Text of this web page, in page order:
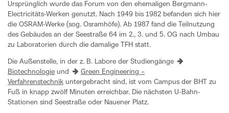
Ursprünglich wurde das Forum von den ehemaligen Bergmann-
Electricitäts-Werken genutzt. Nach 1949 bis 1982 befanden sich hier
die OSRAM-Werke (sog. Osramhöfe). Ab 1987 fand die Teilnutzung
des Gebäudes an der Seestraße 64 im 2., 3. und 5. OG nach Umbau
zu Laboratorien durch die damalige TFH statt.
Die Außenstelle, in der z. B. Labore der Studiengänge
Biotechnologie und
Green Engineering –
Verfahrenstechnik untergebracht sind, ist vom Campus der BHT zu
Fuß in knapp zwölf Minuten erreichbar. Die nächsten U-Bahn-
Stationen sind Seestraße oder Nauener Platz.